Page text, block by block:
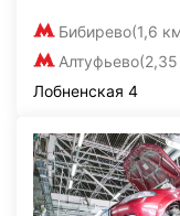
Бибирево(1,6
Алтуфьево
Лобненская 4